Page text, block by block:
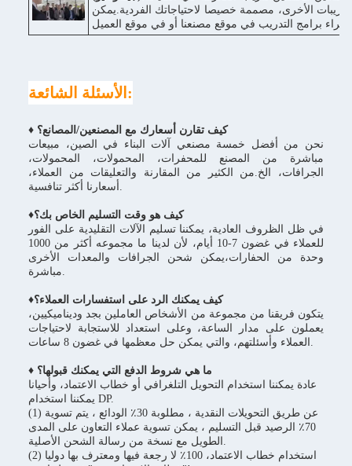
الأخرى، مصممة خصيصا لاحتياجاتك الفردية.يمكن
الأسئلة الشائعة:
♦ كيف تقارن أسعارك مع المصنعين/المصانع؟
نحن من أفضل خمسة مصنعي آلات البناء في الصين، مبيعات
مباشرة من المصنع للمحفرات، المحمولات، المحمولات،
الجرافات، الخ.من الكثير من المقارنة والتعليقات من العملاء،
أسعارنا أكثر تنافسية.
♦كيف هو وقت التسليم الخاص بك؟
في ظل الظروف العادية، يمكننا تسليم الآلات التقليدية على الفور
للعملاء في غضون 7-10 أيام، لأن لدينا ما مجموعه أكثر من 1000
وحدة من الحفارات،يمكن شحن الجرافات والمعدات الأخرى
مباشرة.
♦كيف يمكنك الرد على استفسارات العملاء؟
يتكون فريقنا من مجموعة من الأشخاص العاملين بجد وديناميكيين،
يعملون على مدار الساعة، وعلى استعداد للاستجابة لاحتياجات
العملاء وأسئلتهم، والتي يمكن حل معظمها في غضون 8 ساعات.
♦ ما هي شروط الدفع التي يمكنك قبولها؟
عادة يمكننا استخدام التحويل التلغرافي أو خطاب الاعتماد، وأحيانا
يمكننا استخدام DP.
(1) عن طريق التحويلات النقدية ، مطلوبة 30٪ الودائع ، يتم تسوية
70٪ الرصيد قبل التسليم ، يمكن تسوية عملاء التعاون على المدى
الطويل مع نسخة من رسالة الشحن الأصلية.
(2) استخدام خطاب الاعتماد، 100٪ لا رجعة فيها ومعترف بها دوليا